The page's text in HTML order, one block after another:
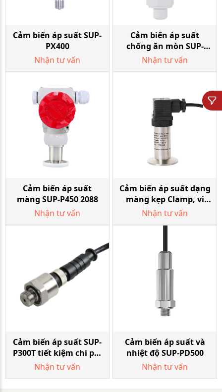
Cảm biến áp suất SUP-
PX400
Nhận tư vấn
Cảm biến áp suất
chống ăn mòn SUP-
P302-B
Nhận tư vấn
Cảm biến áp suất
màng SUP-P450 2088
Nhận tư vấn
Cảm biến áp suất dạng
màng kẹp Clamp, vi
sinh SUP-P350
Nhận tư vấn
Cảm biến áp suất SUP-
P300T tiết kiệm chi phí
với cảm biến gốm
Nhận tư vấn
Cảm biến áp suất và
nhiệt độ SUP-PD500
Nhận tư vấn